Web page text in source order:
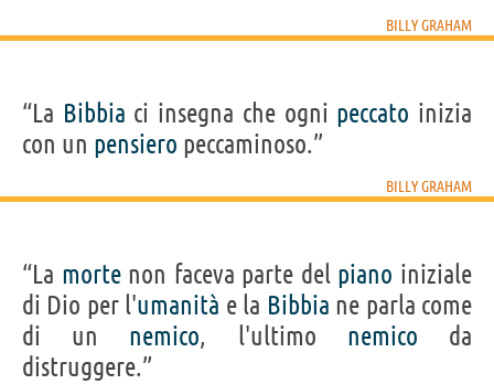
BILLY GRAHAM
“La Bibbia ci insegna che ogni peccato inizia
con un pensiero peccaminoso.”
BILLY GRAHAM
“La mortenon faceva parte del piano iniziale
di Dio per l'umanità e la Bibbia ne parla come
di un nemico, l'ultimo nemico da
distruggere.”